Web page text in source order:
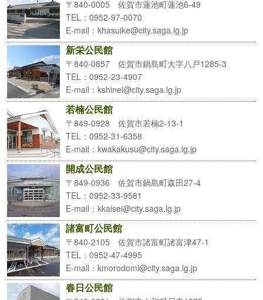
〒840-0005 佐賀市蓮池町蓮池6-49
TEL ：0952-97-0070
E-mail ：khasuike@city.saga.lg.jp
新栄公民館
〒840-0857 佐賀市鍋島町大字八戸1285-3
TEL ：0952-23-4907
E-mail ：kshinei@city.saga.lg.jp
若楠公民館
〒849-0928 佐賀市若楠2-13-1
TEL ：0952-31-6358
E-mail ：kwakakusu@city.saga.lg.jp
開成公民館
〒849-0936 佐賀市鍋島町森田27-4
TEL ：0952-33-9581
E-mail ：kkaisei@city.saga.lg.jp
諸富町公民館
〒840-2105 佐賀市諸富町諸富津47-1
TEL ：0952-47-4995
E-mail ：kmorodomi@city.saga.lg.jp
春日公民館